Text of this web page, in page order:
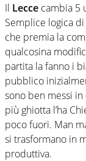
Il Lecce cambia 5
Semplice logica
che premia la
qualcosina
partita la fanno i
pubblico
sono ben messi
più ghiotta l’ha
poco fuori. Man
si trasformano in
produttiva.